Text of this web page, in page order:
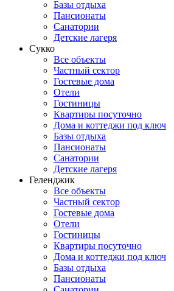
Базы отдыха
Пансионаты
Санатории
Детские лагеря
Сукко
Все объекты
Частный сектор
Гостевые дома
Отели
Гостиницы
Квартиры посуточно
Дома и коттеджи под ключ
Базы отдыха
Пансионаты
Санатории
Детские лагеря
Геленджик
Все объекты
Частный сектор
Гостевые дома
Отели
Гостиницы
Квартиры посуточно
Дома и коттеджи под ключ
Базы отдыха
Пансионаты